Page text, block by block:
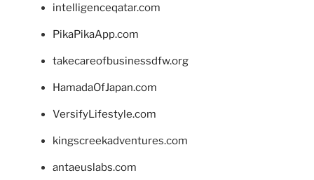
intelligenceqatar.com
PikaPikaApp.com
takecareofbusinessdfw.org
HamadaOfJapan.com
VersifyLifestyle.com
kingscreekadventures.com
antaeuslabs.com